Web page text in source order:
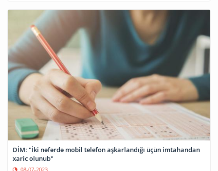
DİM: "İki nəfərdə mobil telefon aşkarlandığı üçün imtahandan
xaric olunub"
08-07-2023